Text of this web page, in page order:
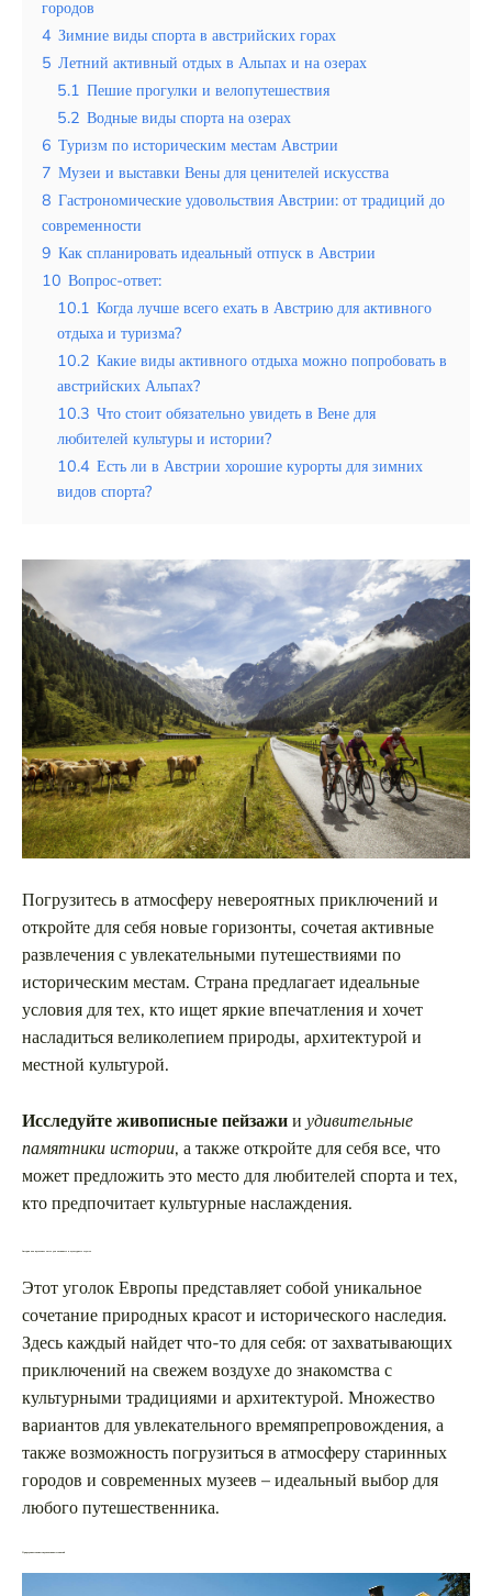
Турция
Шри-Ланка
Вид отдыха
Горы
Море
Сингапур — стильный отдых и
увлекательные городские экскурсии
для тех кто ищет экзотику и
современные приключения
городов
4 Зимние виды спорта в австрийских горах
5 Летний активный отдых в Альпах и на озерах
5.1 Пешие прогулки и велопутешествия
5.2 Водные виды спорта на озерах
6 Туризм по историческим местам Австрии
7 Музеи и выставки Вены для ценителей искусства
8 Гастрономические удовольствия Австрии: от традиций до
современности
9 Как спланировать идеальный отпуск в Австрии
10 Вопрос-ответ:
10.1 Когда лучше всего ехать в Австрию для активного
отдыха и туризма?
10.2 Какие виды активного отдыха можно попробовать в
австрийских Альпах?
10.3 Что стоит обязательно увидеть в Вене для
любителей культуры и истории?
10.4 Есть ли в Австрии хорошие курорты для зимних
видов спорта?
Погрузитесь в атмосферу невероятных приключений и
откройте для себя новые горизонты, сочетая активные
развлечения с увлекательными путешествиями по
историческим местам. Страна предлагает идеальные
условия для тех, кто ищет яркие впечатления и хочет
насладиться великолепием природы, архитектурой и
местной культурой.
Исследуйте живописные пейзажии удивительные
памятники истории, а также откройте для себя все, что
может предложить это место для любителей спорта и тех,
кто предпочитает культурные наслаждения.
Австрия как идеальное место для активного и культурного отдыха
Этот уголок Европы представляет собой уникальное
сочетание природных красот и исторического наследия.
Здесь каждый найдет что-то для себя: от захватывающих
приключений на свежем воздухе до знакомства с
культурными традициями и архитектурой. Множество
вариантов для увлекательного времяпрепровождения, а
также возможность погрузиться в атмосферу старинных
городов и современных музеев – идеальный выбор для
любого путешественника.
Природа и возможности для активных занятий